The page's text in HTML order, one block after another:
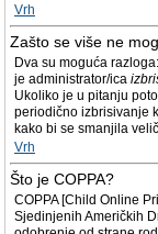
Vrh
Zašto se više ne
Dva su moguća
je administrator/ica
Ukoliko je u pitanju
periodično izbrisivanje
kako bi se smanjila
Vrh
Što je COPPA?
COPPA [Child Online
Sjedinjenih Američkih